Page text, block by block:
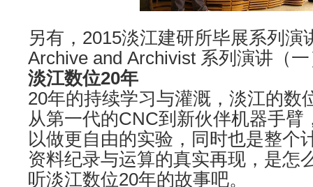
另有，2015淡江建研所毕展系列演
Archive and Archivist 系列演讲（
淡江数位20年
20年的持续学习与灌溉，淡江的数
从第一代的CNC到新伙伴机器手臂
以做更自由的实验，同时也是整个
资料纪录与运算的真实再现，是怎
听淡江数位20年的故事吧。